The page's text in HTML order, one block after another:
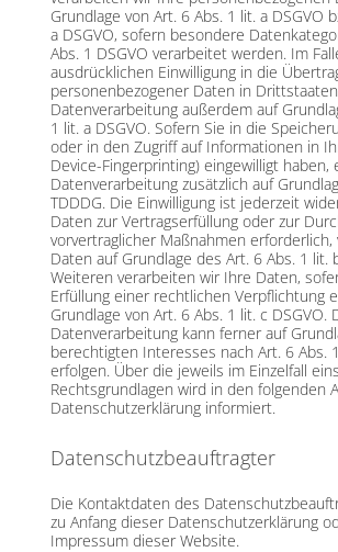
Grundlage von Art. 6 Abs. 1 lit. a DSGVO
a DSGVO, sofern besondere
Abs. 1 DSGVO verarbeitet werden. Im
ausdrücklichen Einwilligung in die
personenbezogener Daten in
Datenverarbeitung außerdem auf
1 lit. a DSGVO. Sofern Sie in die
oder in den Zugriff auf Informationen in
Device-Fingerprinting) eingewilligt haben,
Datenverarbeitung zusätzlich auf
TDDDG. Die Einwilligung ist jederzeit
Daten zur Vertragserfüllung oder zur
vorvertraglicher Maßnahmen
Daten auf Grundlage des Art. 6 Abs. 1 lit.
Weiteren verarbeiten wir Ihre Daten,
Erfüllung einer rechtlichen Verpflichtung
Grundlage von Art. 6 Abs. 1 lit. c DSGVO.
Datenverarbeitung kann ferner auf
berechtigten Interesses nach Art. 6 Abs.
erfolgen. Über die jeweils im Einzelfall
Rechtsgrundlagen wird in den folgenden
Datenschutzerklärung informiert.
Datenschutz­beauftragter
Die Kontaktdaten des
zu Anfang dieser Datenschutzerklärung
Impressum dieser Website.